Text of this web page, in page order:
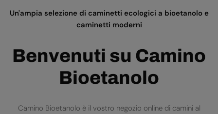
Un'ampia selezione di caminetti ecologici a bioetanolo e
caminetti moderni
Benvenuti su Camino
Bioetanolo
Camino Bioetanolo è il vostro negozio online di camini al